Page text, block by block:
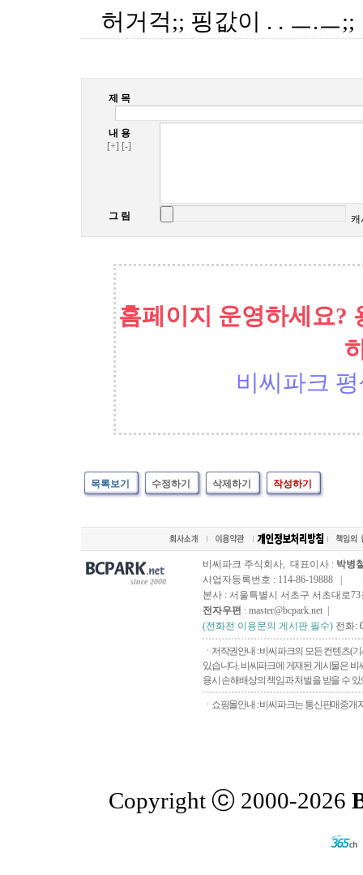
허거걱;; 핑값이 . . ㅡ.ㅡ;;
제 목
내 용
[+] [-]
그 림 캐
홈페이지 운영하세요?
비씨파크
목록보기 수정하기 삭제하기 작성하기
since 2000
비씨파크 주식회사, 대표이사 : 박병
사업자등록번호 : 114-86-19888 |
본사 : 서울특별시 서초구 서초대로73
전자우편 : master@bcpark.net |
(전화전 이용문의 게시판 필수) 전화:
ㆍ저작권안내 : 비씨파크의 모든 컨텐츠(
있습니다. 비씨파크에 게재된 게시물은
용시 손해배상의 책임과 처벌을 받을 수
ㆍ쇼핑몰안내 : 비씨파크는 통신판매중개
Copyright ⓒ 2000-2026